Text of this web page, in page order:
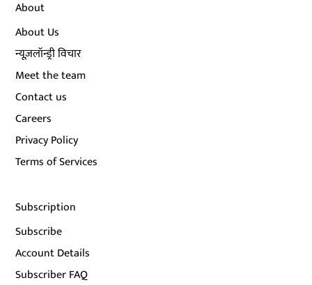
About
About Us
न्यूज़लॉन्ड्री विचार
Meet the team
Contact us
Careers
Privacy Policy
Terms of Services
Subscription
Subscribe
Account Details
Subscriber FAQ